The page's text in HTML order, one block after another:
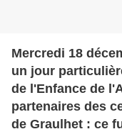
Mercredi 18
un jour
de l'Enfance de
partenaires des
de Graulhet : ce